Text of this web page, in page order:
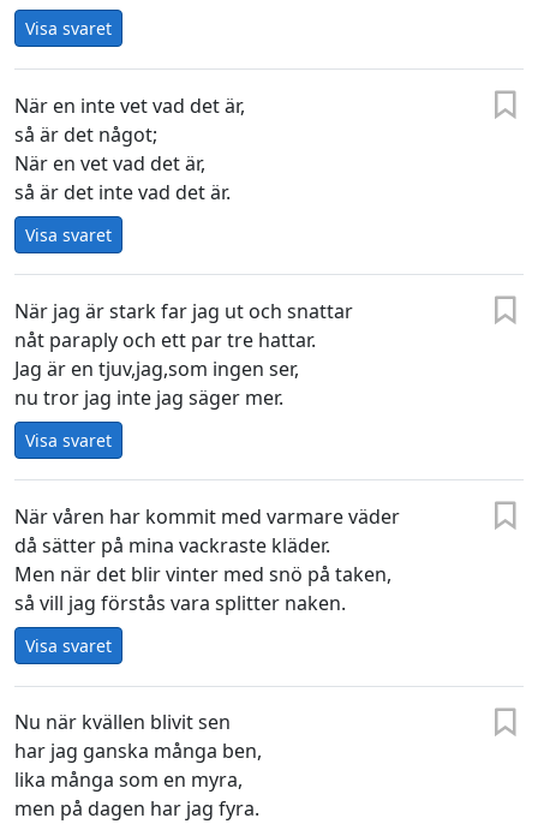
Visa svaret
När en inte vet vad det är,
så är det något;
När en vet vad det är,
så är det inte vad det är.
Visa svaret
När jag är stark far jag ut och snattar
nåt paraply och ett par tre hattar.
Jag är en tjuv,jag,som ingen ser,
nu tror jag inte jag säger mer.
Visa svaret
När våren har kommit med varmare väder
då sätter på mina vackraste kläder.
Men när det blir vinter med snö på taken,
så vill jag förstås vara splitter naken.
Visa svaret
Nu när kvällen blivit sen
har jag ganska många ben,
lika många som en myra,
men på dagen har jag fyra.